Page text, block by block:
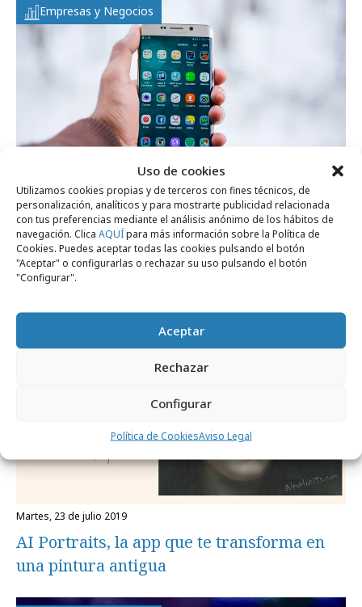
Uso de cookies
Utilizamos cookies propias y de terceros con fines técnicos, de
personalización, analíticos y para mostrarte publicidad relacionada
con tus preferencias mediante el análisis anónimo de los hábitos de
navegación. Clica AQUÍpara más información sobre la Política de
Cookies. Puedes aceptar todas las cookies pulsando el botón
"Aceptar" o configurarlas o rechazar su uso pulsando el botón
"Configurar".
Aceptar
Rechazar
Configurar
Política de CookiesAviso Legal
Empresas y Negocios
miércoles, 26 de enero 2022
5 pasos imprescindibles para posicionar
una app
martes, 23 de julio 2019
AI Portraits, la app que te transforma en
una pintura antigua